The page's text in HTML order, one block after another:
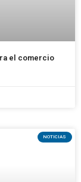
el comercio
NOTICIAS